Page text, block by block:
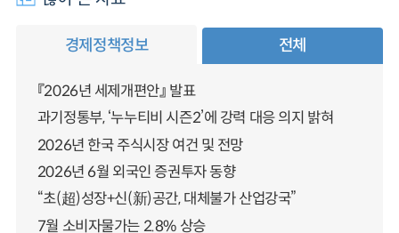
경제정책정보 전체
『2026년 세제개편안』 발표
과기정통부, ‘누누티비 시즌2’에 강력 대응 의지 밝혀
2026년 한국 주식시장 여건 및 전망
2026년 6월 외국인 증권투자 동향
“초(超)성장+신(新)공간, 대체불가 산업강국”
7월 소비자물가는 2.8% 상승